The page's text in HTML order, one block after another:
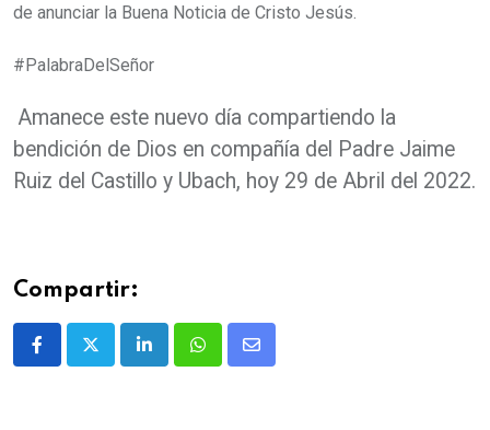
de anunciar la Buena Noticia de Cristo Jesús.
#PalabraDelSeñor
Amanece este nuevo día compartiendo la
bendición de Dios en compañía del Padre Jaime
Ruiz del Castillo y Ubach, hoy 29 de Abril del 2022.
Compartir: